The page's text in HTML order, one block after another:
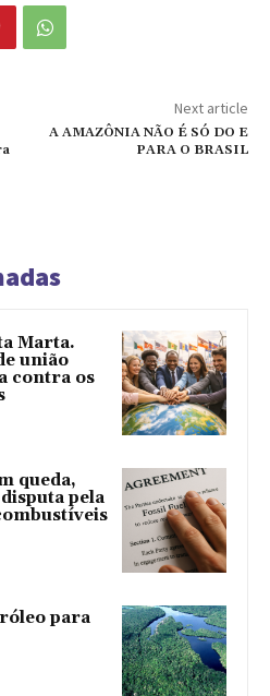
Next article
A AMAZÔNIA NÃO É SÓ DO E
PARA O BRASIL
Marta.
união
contra os
queda,
pela
para